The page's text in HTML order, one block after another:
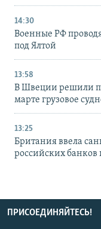
14:30
Военные РФ
под Ялтой
13:58
В Швеции решили
марте грузовое
13:25
Британия ввела
российских
ПРИСОЕДИНЯЙТЕСЬ!